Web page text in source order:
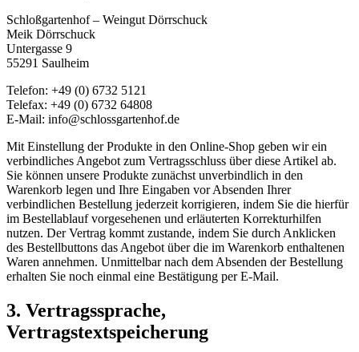
Schloßgartenhof – Weingut Dörrschuck
Meik Dörrschuck
Untergasse 9
55291 Saulheim
Telefon: +49 (0) 6732 5121
Telefax: +49 (0) 6732 64808
E-Mail: info@schlossgartenhof.de
Mit Einstellung der Produkte in den Online-Shop geben wir ein
verbindliches Angebot zum Vertragsschluss über diese Artikel ab.
Sie können unsere Produkte zunächst unverbindlich in den
Warenkorb legen und Ihre Eingaben vor Absenden Ihrer
verbindlichen Bestellung jederzeit korrigieren, indem Sie die hierfür
im Bestellablauf vorgesehenen und erläuterten Korrekturhilfen
nutzen. Der Vertrag kommt zustande, indem Sie durch Anklicken
des Bestellbuttons das Angebot über die im Warenkorb enthaltenen
Waren annehmen. Unmittelbar nach dem Absenden der Bestellung
erhalten Sie noch einmal eine Bestätigung per E-Mail.
3. Vertragssprache,
Vertragstextspeicherung